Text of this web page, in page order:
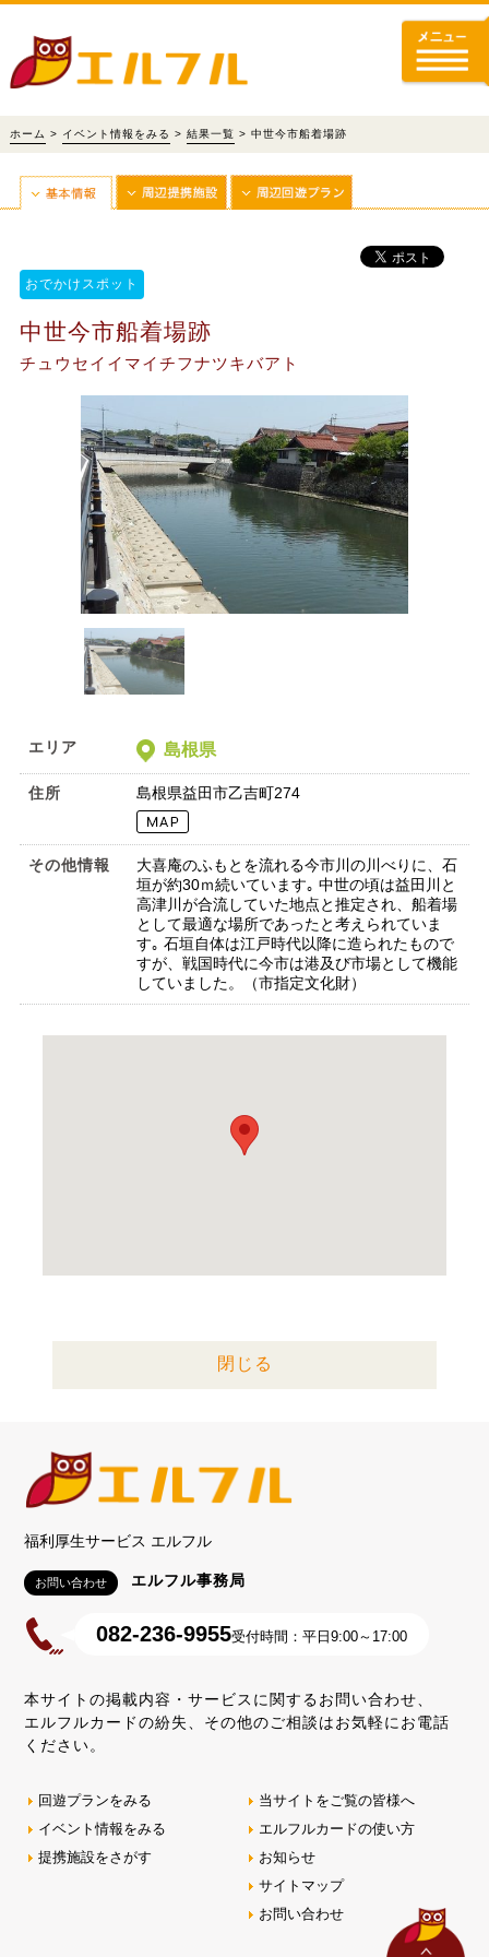
ホーム > イベント情報をみる > 結果一覧 > 中世今市船着場跡
おでかけスポット
中世今市船着場跡
チュウセイイマイチフナツキバアト
エリア 島根県
住所 島根県益田市乙吉町274
その他情報
大喜庵のふもとを流れる今市川の川べりに、石
垣が約30ｍ続いています｡ 中世の頃は益田川と
高津川が合流していた地点と推定され、船着場
として最適な場所であったと考えられていま
す｡ 石垣自体は江戸時代以降に造られたもので
すが、戦国時代に今市は港及び市場として機能
していました。（市指定文化財）
閉じる
福利厚生サービス エルフル
お問い合わせ エルフル事務局
082-236-9955受付時間：平日9:00～17:00
本サイトの掲載内容・サービスに関するお問い合わせ、
エルフルカードの紛失、その他のご相談はお気軽にお電話
ください。
回遊プランをみる
イベント情報をみる
提携施設をさがす
当サイトをご覧の皆様へ
エルフルカードの使い方
お知らせ
サイトマップ
お問い合わせ